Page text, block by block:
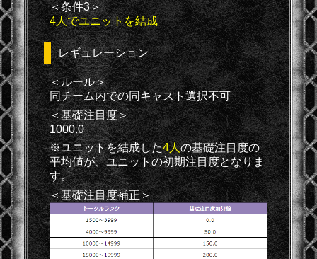
＜条件3＞
4人でユニットを結成
レギュレーション
＜ルール＞
同チーム内での同キャスト選択不可
＜基礎注目度＞
1000.0
※ユニットを結成した4人の基礎注目度の
平均値が、ユニットの初期注目度となりま
す。
＜基礎注目度補正＞